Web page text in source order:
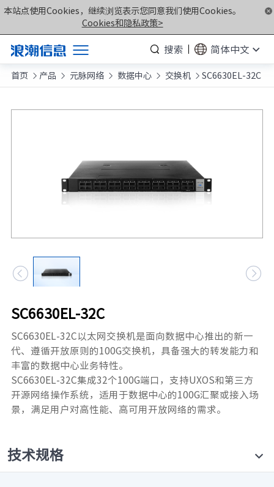
本站点使用Cookies，继续浏览表示您同意我们使用Cookies。
Cookies和隐私政策>
搜索
简体中文
产品
联合创新平台
计算产业洞察
元脑品牌升级公告
首页  产品  元脉网络  数据中心  交换机  SC6630EL-32C
 
SC6630EL-32C
SC6630EL-32C以太网交换机是面向数据中心推出的新一
代、遵循开放原则的100G交换机，具备强大的转发能力和
丰富的数据中心业务特性。
SC6630EL-32C集成32个100G端口，支持UXOS和第三方
开源网络操作系统，适用于数据中心的100G汇聚或接入场
景，满足用户对高性能、高可用开放网络的需求。
技术规格